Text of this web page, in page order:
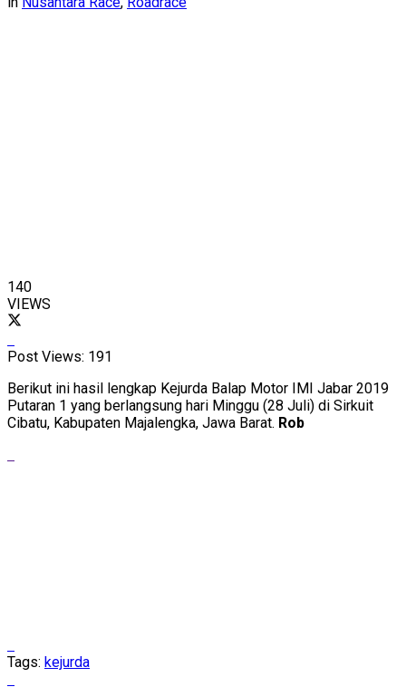
140
VIEWS
Post Views: 191
Berikut ini hasil lengkap Kejurda Balap Motor IMI Jabar 2019
Putaran 1 yang berlangsung hari Minggu (28 Juli) di Sirkuit
Cibatu, Kabupaten Majalengka, Jawa Barat. Rob
Tags: kejurda